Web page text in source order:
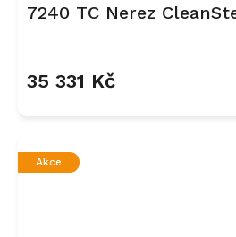
7240 TC Nerez
35 331 Kč
Akce